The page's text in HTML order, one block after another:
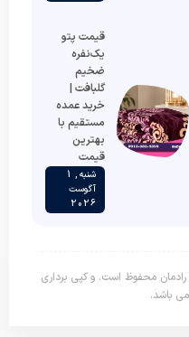
قیمت پتو
یک‌نفره
ضخیم
گلبافت |
خرید عمده
مستقیم با
بهترین
قیمت
شنبه , 1
آگوست
2026
رادمان محفوظ است. و کپی برداری
باشد.